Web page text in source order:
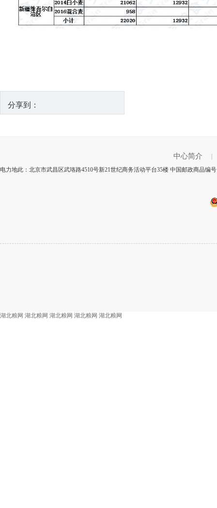
分享到：
中心简介
电力地此：北京市武昌区武珞路4510号新21世纪商务活动平台35楼 中国邮政商品编
湖北粮网 湖北粮网 湖北粮网 湖北粮网 湖北粮网